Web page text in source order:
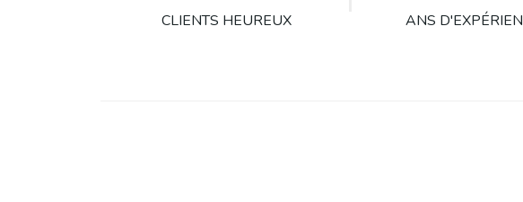
CLIENTS HEUREUX ANS